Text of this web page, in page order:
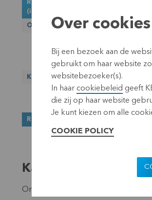
Resultaat KBC Ancora
(in miljoen euro)
Opbrengsten
Recurrente financiële opbrengsten
(hoofdzakelijk dividenden uit financiële
Kosten
Bedrijfskosten
Financiële kosten
RESULTAAT
Kasstromen
Onderstaande tabel geeft een
Over
Bij een bezoek aan de
gebruikt om haar website
websitebezoeker(s).
In haar cookiebeleid geeft
die zij op haar website
Je kunt kiezen om alle
COOKIE POLICY